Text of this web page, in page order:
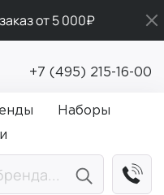
от 5 000₽
от 5 000₽
+7 (495) 215-16-00
Наборы